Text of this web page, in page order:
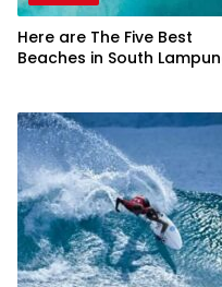
Here are The Five Best
Beaches in South